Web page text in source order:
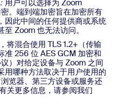
用户可以选择为 Zoom
。端到端加密旨在加密所有
因此中间的任何提供商或系统
Zoom 也无法访问。
将混合使用 TLS 1.2+（传输
准 256 位 AES GCM 加密和
）对给定设备与 Zoom 之间
用哪种方法取决于用户使用的
览器、第三方设备或服务还
关更多信息，请参阅我们